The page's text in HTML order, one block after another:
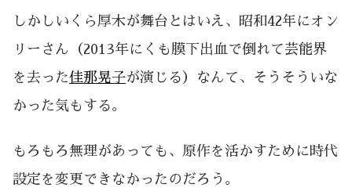
しかしいくら厚木が舞台とはいえ、昭和42年にオン
リーさん（2013年にくも膜下出血で倒れて芸能界
を去った佳那晃子が演じる）なんて、そうそういな
かった気もする。
もろもろ無理があっても、原作を活かすために時代
設定を変更できなかったのだろう。